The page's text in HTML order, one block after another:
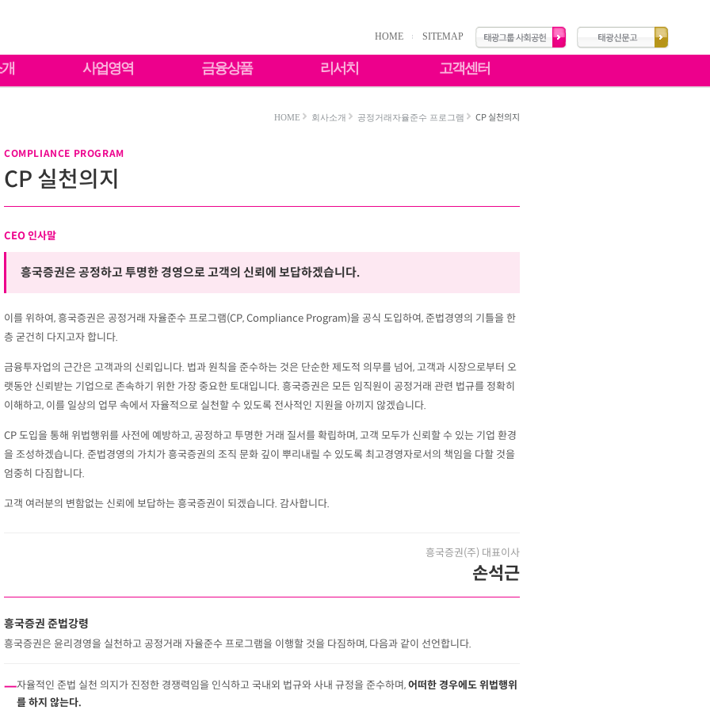
HOME SITEMAP
사업영역 금융상품 리서치 고객센터
HOME 회사소개 공정거래자율준수 프로그램 CP 실천의지
COMPLIANCE PROGRAM
CP 실천의지
CEO 인사말
흥국증권은 공정하고 투명한 경영으로 고객의 신뢰에 보답하겠습니다.
이를 위하여, 흥국증권은 공정거래 자율준수 프로그램(CP, Compliance Program)을 공식 도입하여, 준법경영의 기틀을 한
층 굳건히 다지고자 합니다.
금융투자업의 근간은 고객과의 신뢰입니다. 법과 원칙을 준수하는 것은 단순한 제도적 의무를 넘어, 고객과 시장으로부터 오
랫동안 신뢰받는 기업으로 존속하기 위한 가장 중요한 토대입니다. 흥국증권은 모든 임직원이 공정거래 관련 법규를 정확히
이해하고, 이를 일상의 업무 속에서 자율적으로 실천할 수 있도록 전사적인 지원을 아끼지 않겠습니다.
CP 도입을 통해 위법행위를 사전에 예방하고, 공정하고 투명한 거래 질서를 확립하며, 고객 모두가 신뢰할 수 있는 기업 환경
을 조성하겠습니다. 준법경영의 가치가 흥국증권의 조직 문화 깊이 뿌리내릴 수 있도록 최고경영자로서의 책임을 다할 것을
엄중히 다짐합니다.
고객 여러분의 변함없는 신뢰에 보답하는 흥국증권이 되겠습니다. 감사합니다.
흥국증권(주) 대표이사
손석근
흥국증권 준법강령
흥국증권은 윤리경영을 실천하고 공정거래 자율준수 프로그램을 이행할 것을 다짐하며, 다음과 같이 선언합니다.
一자율적인 준법 실천 의지가 진정한 경쟁력임을 인식하고 국내외 법규와 사내 규정을 준수하며,어떠한 경우에도 위법행위
를 하지 않는다.